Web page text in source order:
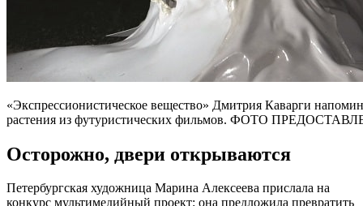
«Экспрессионистическое вещество» Дмитрия Каварги
растения из футуристических фильмов. ФОТО
Осторожно, двери открываются
Петербургская художница Марина Алексеева прислала на
конкурс мультимедийный проект: она предложила превратить